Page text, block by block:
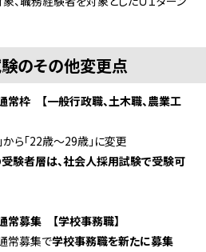
のその他変更点
常枠 【一般行政職、土木職、農業工
ら「22歳～29歳」に変更
験者層は、社会人採用試験で受験可
常募集 【学校事務職】
常募集で学校事務職を新たに募集